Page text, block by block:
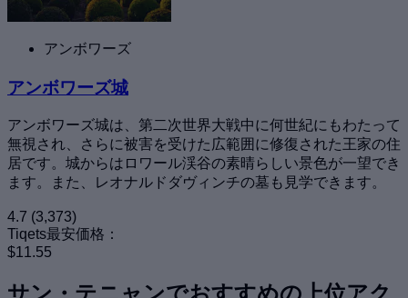
アンボワーズ
アンボワーズ城
アンボワーズ城は、第二次世界大戦中に何世紀にもわたって
無視され、さらに被害を受けた広範囲に修復された王家の住
居です。城からはロワール渓谷の素晴らしい景色が一望でき
ます。また、レオナルドダヴィンチの墓も見学できます。
4.7 (3,373)
Tiqets最安価格：
$11.55